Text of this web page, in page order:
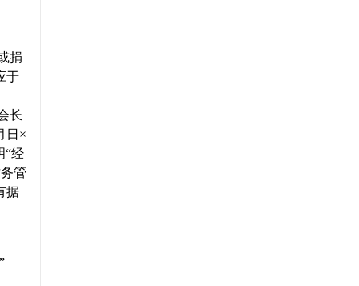
捐
于
长
日×
“经
管
据